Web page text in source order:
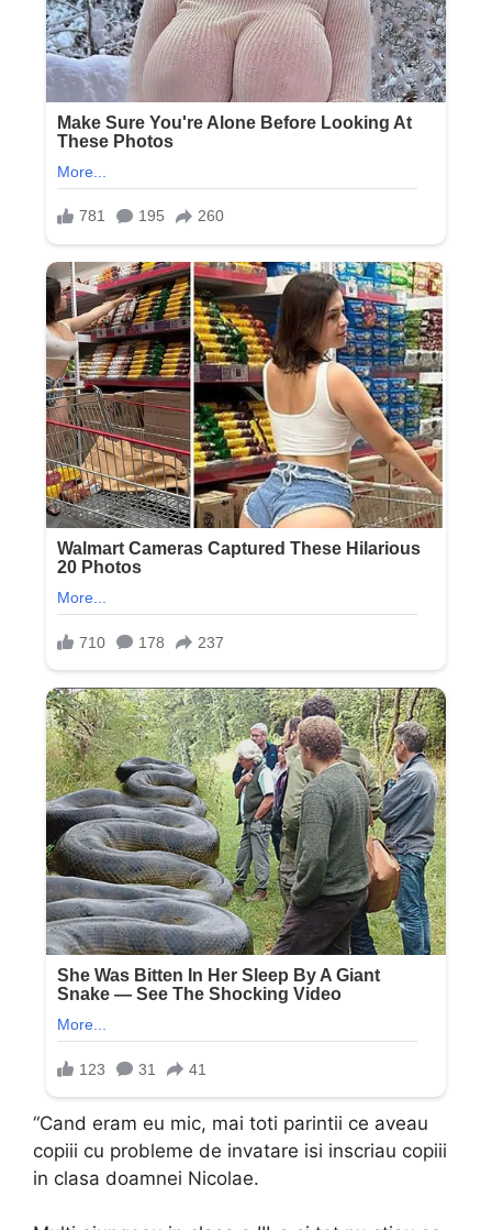
“Cand eram eu mic, mai toti parintii ce aveau
copiii cu probleme de invatare isi inscriau copiii
in clasa doamnei Nicolae.